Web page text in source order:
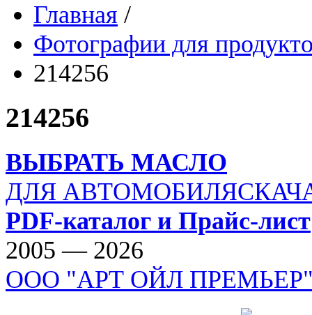
Главная /
Фотографии для
214256
214256
ВЫБРАТЬ МАСЛО
ДЛЯ АВТОМОБИЛЯ
PDF-каталог и Прайс-лист
2005 — 2026
ООО "АРТ ОЙЛ